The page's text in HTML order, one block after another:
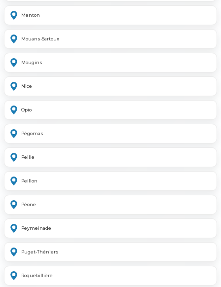
Menton
Mouans-Sartoux
Mougins
Nice
Opio
Pégomas
Peille
Peillon
Péone
Peymeinade
Puget-Théniers
Roquebillière